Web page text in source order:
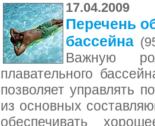
17.04.2009
Перечень
бассейна
Важную
плавательного
позволяет управлять
из основных
обеспечивать